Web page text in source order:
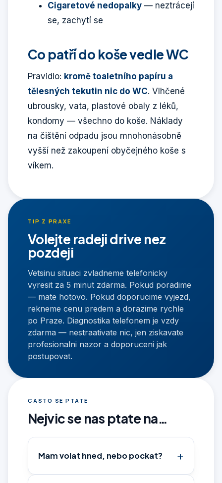
Cigaretové nedopalky — neztrácejí
se, zachytí se
Co patří do koše vedle WC
Pravidlo: kromě toaletního papíru a
tělesných tekutin nic do WC. Vlhčené
ubrousky, vata, plastové obaly z léků,
kondomy — všechno do koše. Náklady
na čištění odpadu jsou mnohonásobně
vyšší než zakoupení obyčejného koše s
víkem.
TIP Z PRAXE
Volejte radeji drive nez
pozdeji
Vetsinu situaci zvladneme telefonicky
vyresit za 5 minut zdarma. Pokud poradime
— mate hotovo. Pokud doporucime vyjezd,
rekneme cenu predem a dorazime rychle
po Praze. Diagnostika telefonem je vzdy
zdarma — nestraativate nic, jen ziskavate
profesionalni nazor a doporuceni jak
postupovat.
CASTO SE PTATE
Nejvic se nas ptate na…
Mam volat hned, nebo pockat?